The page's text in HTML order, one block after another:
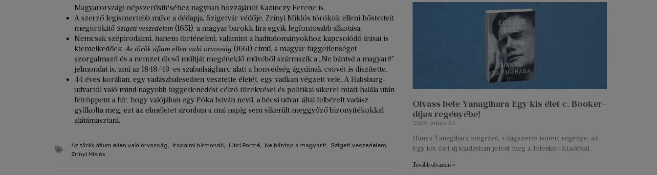
Magyarországi népszerűsítéséhez nagyban hozzájárult Kazinczy Ferenc is.
A szerző legismertebb műve a dédapja, Szigetvár védője, Zrínyi Miklós törökök elleni hőstetteit
megörökítő Szigeti veszedelem (1651), a magyar barokk líra egyik legfontosabb alkotása.
Nemcsak szépirodalmi, hanem történelmi, valamint a hadtudományokhoz kapcsolódó írásai is
kiemelkedőek.Az török áfium ellen való orvosság (1661) című, a magyar függetlenséget
szorgalmazó és a nemzet dicső múltját megéneklő művéből származik a „Ne bántsd a magyart!”
jelmondat is, ami az 1848/49-es szabadságharc alatt a honvédség ágyúinak csövét is díszítette.
44 éves korában, egy vadászbalesetben vesztette életét, egy vadkan végzett vele. A Habsburg-
udvartól való mind nagyobb függetlenedést célzó törekvései és politikai sikerei miatt halála után
felröppent a hír, hogy valójában egy Póka István nevű, a bécsi udvar által felbérelt vadász
gyilkolta meg, ezt az elméletet azonban a mai napig sem sikerült meggyőző bizonyítékokkal
alátámasztani.
Az török áfium ellen való orvosság Irodalmi hírmondó Libri Portré Ne bántsd a magyart! Szigeti veszedelem
Zrínyi Miklós
Olvass bele Yanagihara Egy kis élet c. Booker-
díjas regényébe!
2026. július 24.
Hanya Yanagihara megrázó, világszerte ismert regénye, az
Egy kis élet új kiadásban jelent meg a Jelenkor Kiadónál.
Tovább olvasom »